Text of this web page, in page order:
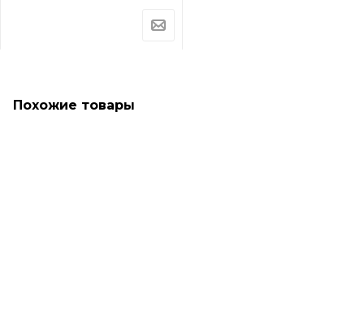
Похожие товары